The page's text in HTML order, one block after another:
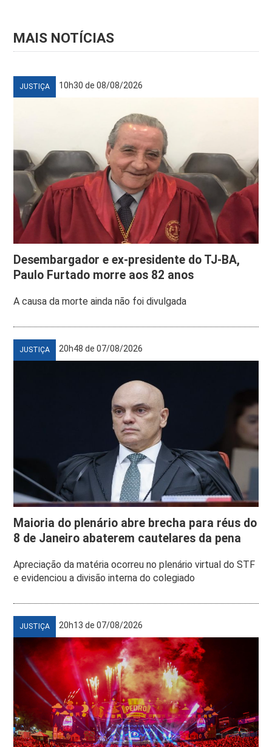
MAIS NOTÍCIAS
JUSTIÇA 10h30 de 08/08/2026
Desembargador e ex-presidente do TJ-BA,
Paulo Furtado morre aos 82 anos
A causa da morte ainda não foi divulgada
JUSTIÇA 20h48 de 07/08/2026
Maioria do plenário abre brecha para réus do
8 de Janeiro abaterem cautelares da pena
Apreciação da matéria ocorreu no plenário virtual do STF
e evidenciou a divisão interna do colegiado
JUSTIÇA 20h13 de 07/08/2026